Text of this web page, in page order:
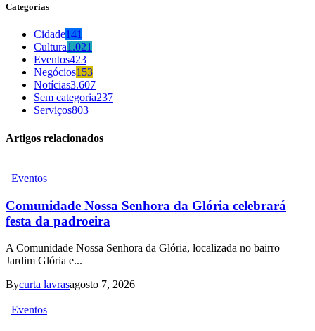
Categorias
Cidade141
Cultura1.021
Eventos423
Negócios153
Notícias3.607
Sem categoria237
Serviços803
Artigos relacionados
Eventos
Comunidade Nossa Senhora da Glória celebrará
festa da padroeira
A Comunidade Nossa Senhora da Glória, localizada no bairro
Jardim Glória e...
Bycurta lavrasagosto 7, 2026
Eventos